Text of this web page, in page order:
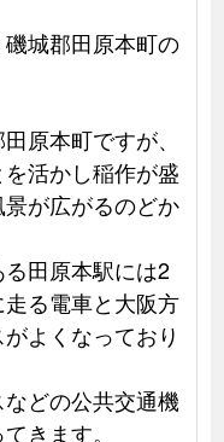
城郡田原本町の
原本町ですが、
活かし稲作が盛
が広がるのどか
田原本駅には2
る電車と大阪方
よくなっており
どの公共交通機
きます。